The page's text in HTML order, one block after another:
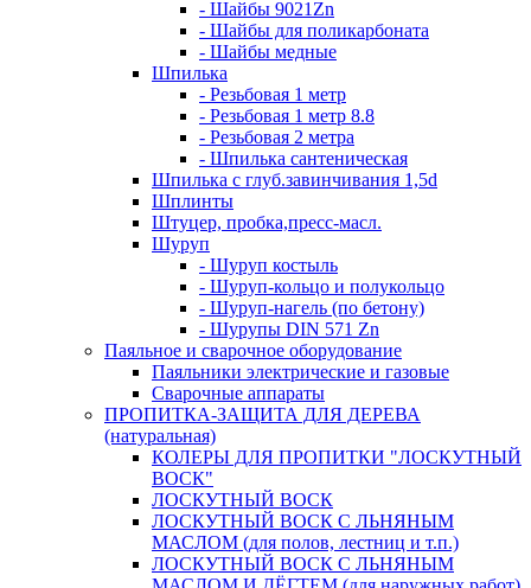
- Шайбы 9021Zn
- Шайбы для поликарбоната
- Шайбы медные
Шпилька
- Резьбовая 1 метр
- Резьбовая 1 метр 8.8
- Резьбовая 2 метра
- Шпилька сантеническая
Шпилька с глуб.завинчивания 1,5d
Шплинты
Штуцер, пробка,пресс-масл.
Шуруп
- Шуруп костыль
- Шуруп-кольцо и полукольцо
- Шуруп-нагель (по бетону)
- Шурупы DIN 571 Zn
Паяльное и сварочное оборудование
Паяльники электрические и газовые
Сварочные аппараты
ПРОПИТКА-ЗАЩИТА ДЛЯ ДЕРЕВА
(натуральная)
КОЛЕРЫ ДЛЯ ПРОПИТКИ "ЛОСКУТНЫЙ
ВОСК"
ЛОСКУТНЫЙ ВОСК
ЛОСКУТНЫЙ ВОСК С ЛЬНЯНЫМ
МАСЛОМ (для полов, лестниц и т.п.)
ЛОСКУТНЫЙ ВОСК С ЛЬНЯНЫМ